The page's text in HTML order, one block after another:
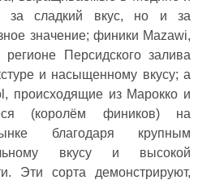
за сладкий вкус, но и за
значение; финики Mazawi,
Персидского залива
и насыщенному вкусу; а
происходящие из Марокко и
(королём фиников) на
благодаря крупным
вкусу и высокой
Эти сорта демонстрируют,